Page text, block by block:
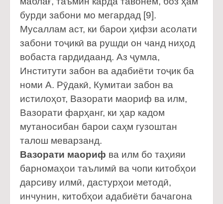
бурди забони мо мегардад [9].
Мусаллам аст, ки барои ҳифзи асолати
забони тоҷикӣ ва рушди он чанд ниҳод
вобаста гардидаанд. Аз ҷумла,
Институти забон ва адабиёти тоҷик ба
номи А. Рӯдакӣ, Кумитаи забон ва
истилоҳот, Вазорати маориф ва илм,
Вазорати фарҳанг, ки ҳар кадом
мутаносибан барои саҳм гузоштан
талош меварзанд.
Вазорати маориф ва илм бо таҳияи
барномаҳои таълимӣ ва чопи китобҳои
дарсиву илмӣ, дастурҳои методӣ,
инчунин, китобҳои адабиёти бачагона